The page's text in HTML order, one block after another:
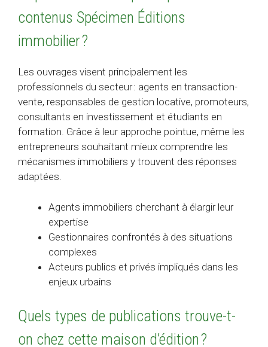
contenus Spécimen Éditions
immobilier ?
Les ouvrages visent principalement les
professionnels du secteur : agents en transaction-
vente, responsables de gestion locative, promoteurs,
consultants en investissement et étudiants en
formation. Grâce à leur approche pointue, même les
entrepreneurs souhaitant mieux comprendre les
mécanismes immobiliers y trouvent des réponses
adaptées.
Agents immobiliers cherchant à élargir leur
expertise
Gestionnaires confrontés à des situations
complexes
Acteurs publics et privés impliqués dans les
enjeux urbains
Quels types de publications trouve-t-
on chez cette maison d’édition ?